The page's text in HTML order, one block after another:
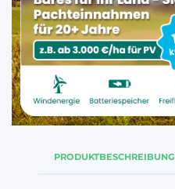
PRODUKTBESCHREIBUNG